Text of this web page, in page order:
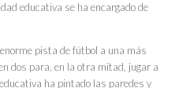
educativa se ha encargado de
pista de fútbol a una más
dos para, en la otra mitad, jugar a
ha pintado las paredes y